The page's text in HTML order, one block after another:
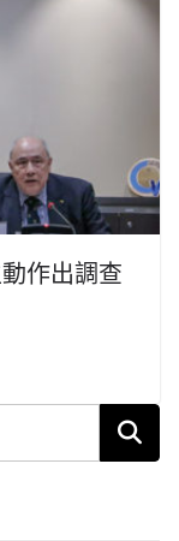
作出調查